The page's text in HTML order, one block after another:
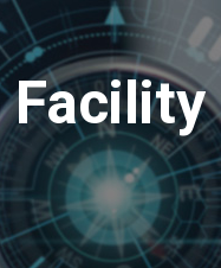
홍보 동영상